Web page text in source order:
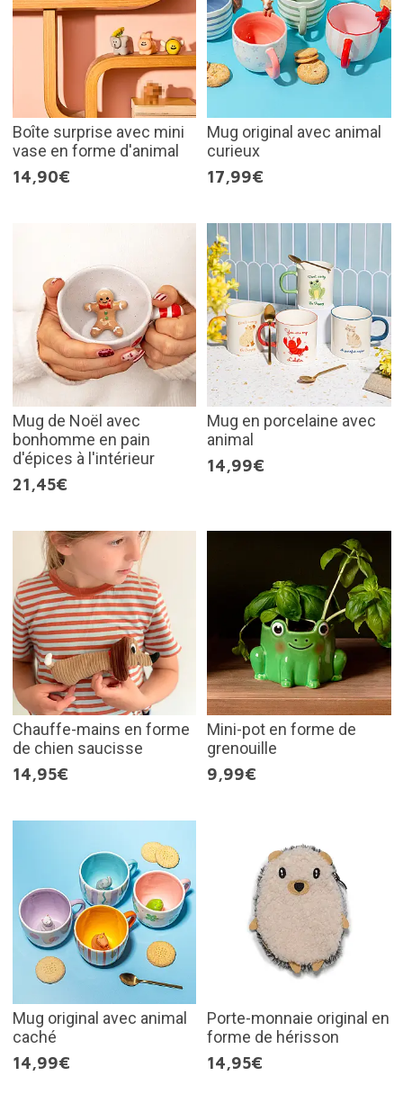
Boîte surprise avec mini
vase en forme d'animal
14,90€
Mug original avec animal
curieux
17,99€
Mug de Noël avec
bonhomme en pain
d'épices à l'intérieur
21,45€
Mug en porcelaine avec
animal
14,99€
Chauffe-mains en forme
de chien saucisse
14,95€
Mini-pot en forme de
grenouille
9,99€
Mug original avec animal
caché
14,99€
Porte-monnaie original en
forme de hérisson
14,95€